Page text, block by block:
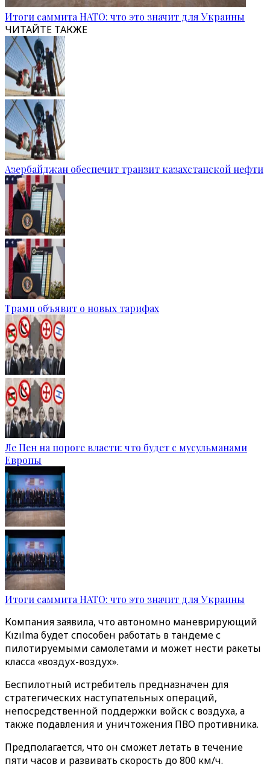
Итоги саммита НАТО: что это значит для Украины
ЧИТАЙТЕ ТАКЖЕ
Азербайджан обеспечит транзит казахстанской нефти
Трамп объявит о новых тарифах
Ле Пен на пороге власти: что будет с мусульманами
Европы
Итоги саммита НАТО: что это значит для Украины
Компания заявила, что автономно маневрирующий
Kızılma будет способен работать в тандеме с
пилотируемыми самолетами и может нести ракеты
класса «воздух-воздух».
Беспилотный истребитель предназначен для
стратегических наступательных операций,
непосредственной поддержки войск с воздуха, а
также подавления и уничтожения ПВО противника.
Предполагается, что он сможет летать в течение
пяти часов и развивать скорость до 800 км/ч.